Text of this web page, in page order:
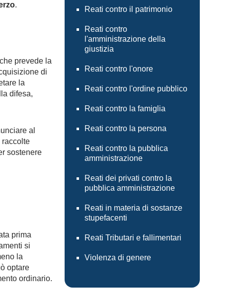
.
prevede la
di
la
difesa,
al
sostenere
prima
si
la
optare
ordinario.
Reati contro il patrimonio
Reati contro
l'amministrazione della
giustizia
Reati contro l'onore
Reati contro l'ordine pubblico
Reati contro la famiglia
Reati contro la persona
Reati contro la pubblica
amministrazione
Reati dei privati contro la
pubblica amministrazione
Reati in materia di sostanze
stupefacenti
Reati Tributari e fallimentari
Violenza di genere